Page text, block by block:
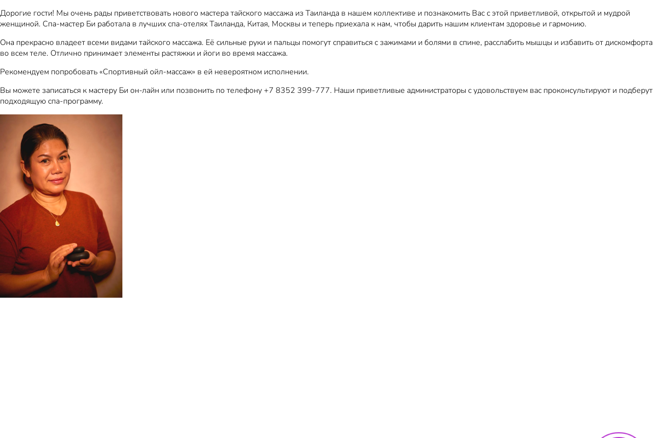
Дорогие гости! Мы очень рады приветствовать нового мастера тайского массажа из Таиланда в нашем коллективе и познакомить Вас с этой приветливой, открытой и мудрой
женщиной. Спа-мастер Би работала в лучших спа-отелях Таиланда, Китая, Москвы и теперь приехала к нам, чтобы дарить нашим клиентам здоровье и гармонию.
Она прекрасно владеет всеми видами тайского массажа. Её сильные руки и пальцы помогут справиться с зажимами и болями в спине, расслабить мышцы и избавить от дискомфорта
во всем теле. Отлично принимает элементы растяжки и йоги во время массажа.
Рекомендуем попробовать «Спортивный ойл-массаж» в ей невероятном исполнении.
Вы можете записаться к мастеру Би он-лайн или позвонить по телефону +7 8352 399-777. Наши приветливые администраторы с удовольствуем вас проконсультируют и подберут
подходящую спа-программу.